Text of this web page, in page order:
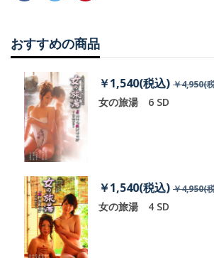
おすすめの商品
￥1,540(税込)￥4,950(税込)
女の旅湯 6 SD
￥1,540(税込)￥4,950(税込)
女の旅湯 4 SD